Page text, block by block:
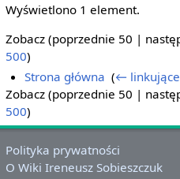
Wyświetlono 1 element.
Zobacz (poprzednie 50 |
500)
Strona główna ‎(← linkujące
Zobacz (poprzednie 50 |
500)
Polityka prywatności
O Wiki Ireneusz Sobieszczuk